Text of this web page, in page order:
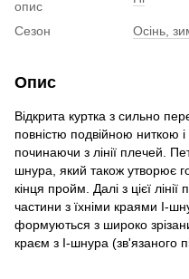
опис
Сезон Осінь,
Опис
Відкрита куртка з сильно
повністю подвійною ниткою
починаючи з лінії плечей.
шнура, який також утворює
кінця пройм. Далі з цієї
частини з їхніми краями I-
формуються з широко
краєм з I-шнура (зв'язаного